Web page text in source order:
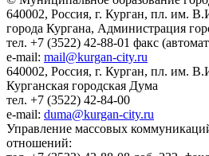
640002, Россия, г. Курган, пл. им.
города Кургана, Администрация
тел. +7 (3522) 42-88-01 факс
e-mail: mail@kurgan-city.ru
640002, Россия, г. Курган, пл. им.
Курганская городская Дума
тел. +7 (3522) 42-84-00
e-mail: duma@kurgan-city.ru
Управление массовых
отношений: